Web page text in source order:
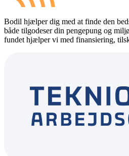
Bodil hjælper dig med at finde den
både tilgodeser din pengepung og
fundet hjælper vi med finansiering,